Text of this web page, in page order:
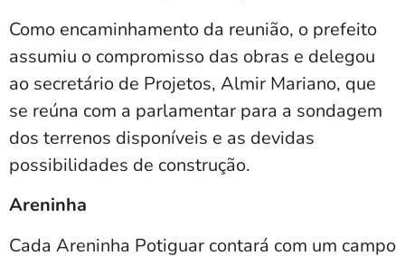
Como encaminhamento da reunião, o prefeito
assumiu o compromisso das obras e delegou
ao secretário de Projetos, Almir Mariano, que
se reúna com a parlamentar para a sondagem
dos terrenos disponíveis e as devidas
possibilidades de construção.
Areninha
Cada Areninha Potiguar contará com um campo